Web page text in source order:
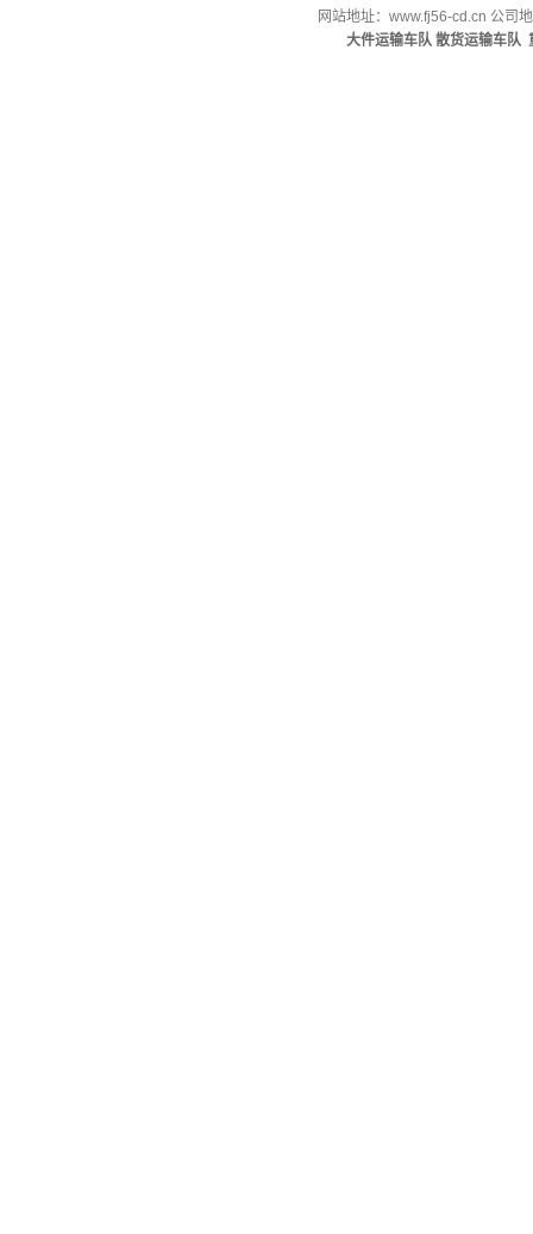
网站地址： www.fj56-cd.cn 公司
大件运输车队 散货运输车队